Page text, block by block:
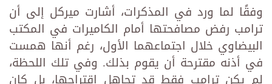
وفقًا لما ورد في المذكرات، أشارت ميركل إلى أن
ترامب رفض مصافحتها أمام الكاميرات في المكتب
البيضاوي خلال اجتماعهما الأول، رغم أنها همست
في أذنه مقترحة أن يقوم بذلك. وفي تلك اللحظة،
لم يكن ترامب فقط قد تجاهل اقتراحها، بل كان